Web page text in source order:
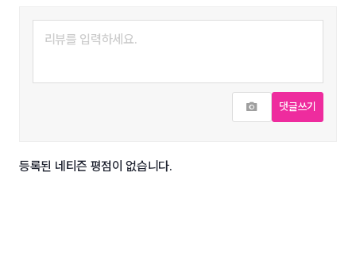
사진추가
댓글쓰기
등록된 네티즌 평점이 없습니다.